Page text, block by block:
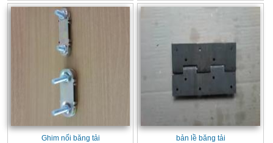
Ghim nối băng tải bản lề băng tải